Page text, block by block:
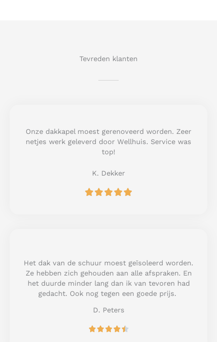
Tevreden klanten
Onze dakkapel moest gerenoveerd worden. Zeer
netjes werk geleverd door Wellhuis. Service was
top!
K. Dekker
R
u
t
o
f
Het dak van de schuur moest geïsoleerd worden.
Ze hebben zich gehouden aan alle afspraken. En
het duurde minder lang dan ik van tevoren had
gedacht. Ook nog tegen een goede prijs.
D. Peters
